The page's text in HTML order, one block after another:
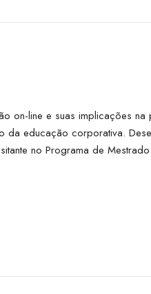
on-line e suas implicações
educação corporativa.
no Programa de Mestrado